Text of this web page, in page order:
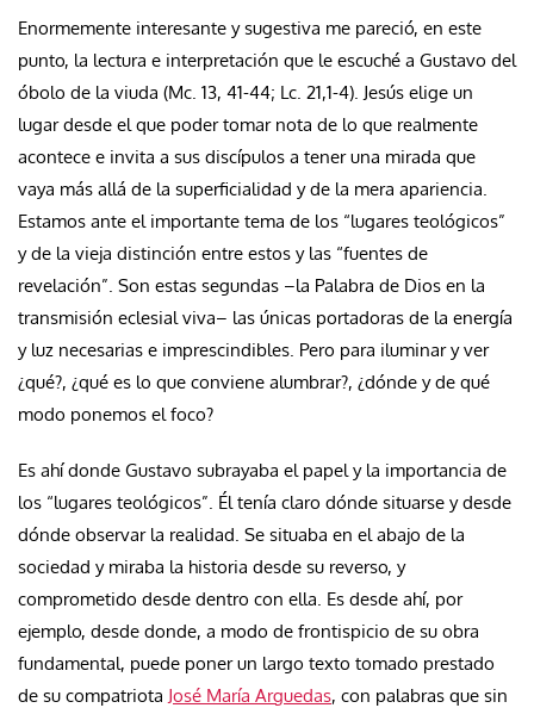
Enormemente interesante y sugestiva me pareció, en este
punto, la lectura e interpretación que le escuché a Gustavo del
óbolo de la viuda (Mc. 13, 41-44; Lc. 21,1-4). Jesús elige un
lugar desde el que poder tomar nota de lo que realmente
acontece e invita a sus discípulos a tener una mirada que
vaya más allá de la superficialidad y de la mera apariencia.
Estamos ante el importante tema de los “lugares teológicos”
y de la vieja distinción entre estos y las “fuentes de
revelación”. Son estas segundas –la Palabra de Dios en la
transmisión eclesial viva– las únicas portadoras de la energía
y luz necesarias e imprescindibles. Pero para iluminar y ver
¿qué?, ¿qué es lo que conviene alumbrar?, ¿dónde y de qué
modo ponemos el foco?
Es ahí donde Gustavo subrayaba el papel y la importancia de
los “lugares teológicos”. Él tenía claro dónde situarse y desde
dónde observar la realidad. Se situaba en el abajo de la
sociedad y miraba la historia desde su reverso, y
comprometido desde dentro con ella. Es desde ahí, por
ejemplo, desde donde, a modo de frontispicio de su obra
fundamental, puede poner un largo texto tomado prestado
de su compatriota José María Arguedas, con palabras que sin